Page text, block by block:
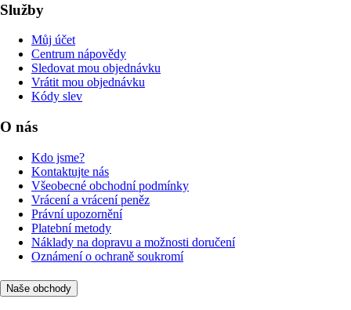
Služby
Můj účet
Centrum nápovědy
Sledovat mou objednávku
Vrátit mou objednávku
Kódy slev
O nás
Kdo jsme?
Kontaktujte nás
Všeobecné obchodní podmínky
Vrácení a vrácení peněz
Právní upozornění
Platební metody
Náklady na dopravu a možnosti doručení
Oznámení o ochraně soukromí
Naše obchody